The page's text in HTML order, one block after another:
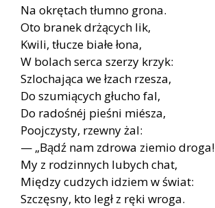
Na okrętach tłumno grona.
Oto branek drżących lik,
Kwili, tłucze białe łona,
W bolach serca szerzy krzyk:
Szlochająca we łzach rzesza,
Do szumiących głucho fal,
Do radośnéj pieśni miésza,
Poojczysty, rzewny żal:
— „Bądź nam zdrowa ziemio droga!
My z rodzinnych lubych chat,
Między cudzych idziem w świat:
Szczęsny, kto legł z ręki wroga.